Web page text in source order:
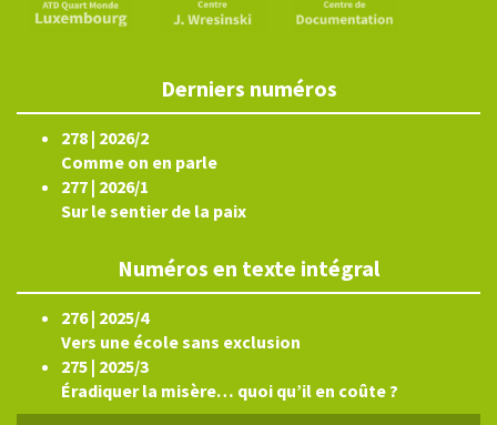
Derniers numéros
278 | 2026/2
Comme on en parle
277 | 2026/1
Sur le sentier de la paix
Numéros en texte intégral
276 | 2025/4
Vers une école sans exclusion
275 | 2025/3
Éradiquer la misère… quoi qu’il en coûte ?